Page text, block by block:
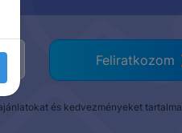
Feliratkozom
és kedvezményeket